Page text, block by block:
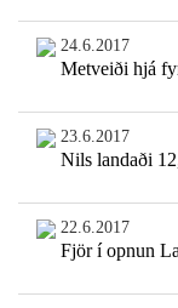
24.6.2017
Metveiði hjá
23.6.2017
Nils landaði
22.6.2017
Fjör í opnun